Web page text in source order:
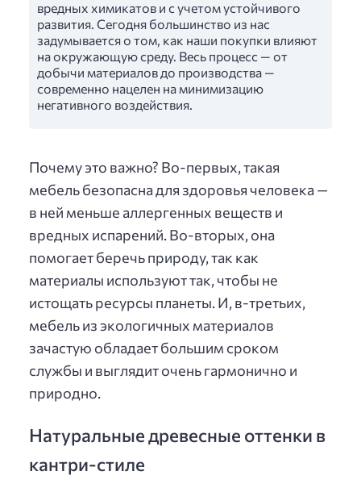
вредных химикатов и с учетом устойчивого
развития. Сегодня большинство из нас
задумывается о том, как наши покупки влияют
на окружающую среду. Весь процесс — от
добычи материалов до производства —
современно нацелен на минимизацию
негативного воздействия.
Почему это важно? Во-первых, такая
мебель безопасна для здоровья человека —
в ней меньше аллергенных веществ и
вредных испарений. Во-вторых, она
помогает беречь природу, так как
материалы используют так, чтобы не
истощать ресурсы планеты. И, в-третьих,
мебель из экологичных материалов
зачастую обладает большим сроком
службы и выглядит очень гармонично и
природно.
Натуральные древесные оттенки в
кантри-стиле